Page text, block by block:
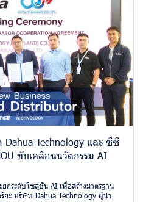
Technology และ ซีซี
ขับเคลื่อนนวัตกรรม AI
กระดับโซลูชัน AI เพื่อสร้างมาตรฐาน
ยะ บริษัท Dahua Technology ผู้นำ